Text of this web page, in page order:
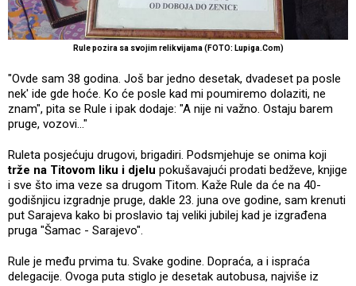
Rule pozira sa svojim relikvijama (FOTO: Lupiga.Com)
"Ovde sam 38 godina. Još bar jedno desetak, dvadeset pa posle
nek' ide gde hoće. Ko će posle kad mi poumiremo dolaziti, ne
znam", pita se Rule i ipak dodaje: "A nije ni važno. Ostaju barem
pruge, vozovi..."
Ruleta posjećuju drugovi, brigadiri. Podsmjehuje se onima koji
trže na Titovom liku i djelu pokušavajući prodati bedževe, knjige
i sve što ima veze sa drugom Titom. Kaže Rule da će na 40-
godišnjicu izgradnje pruge, dakle 23. juna ove godine, sam krenuti
put Sarajeva kako bi proslavio taj veliki jubilej kad je izgrađena
pruga "Šamac - Sarajevo".
Rule je među prvima tu. Svake godine. Dopraća, a i ispraća
delegacije. Ovoga puta stiglo je desetak autobusa, najviše iz